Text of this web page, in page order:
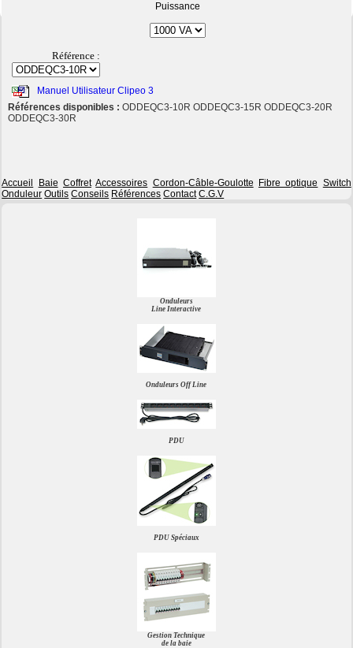
Puissance
Référence :
Manuel Utilisateur Clipeo 3
Références disponibles : ODDEQC3-10R ODDEQC3-15R ODDEQC3-20R
ODDEQC3-30R
Accueil Baie Coffret Accessoires Cordon-Câble-Goulotte Fibre optique Switch
Onduleur Outils Conseils Références Contact C.G.V
Onduleurs
Line Interactive
Onduleurs Off Line
PDU
PDU Spéciaux
Gestion Technique
de la baie